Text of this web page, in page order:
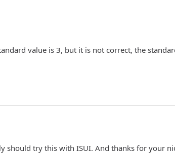
value is 3, but it is not correct, the
should try this with ISUI. And thanks for your